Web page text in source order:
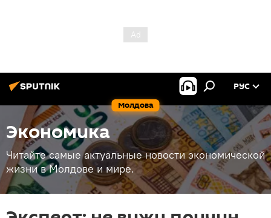
Молдова
РУС
Экономика
Читайте самые актуальные новости экономической
жизни в Молдове и мире.